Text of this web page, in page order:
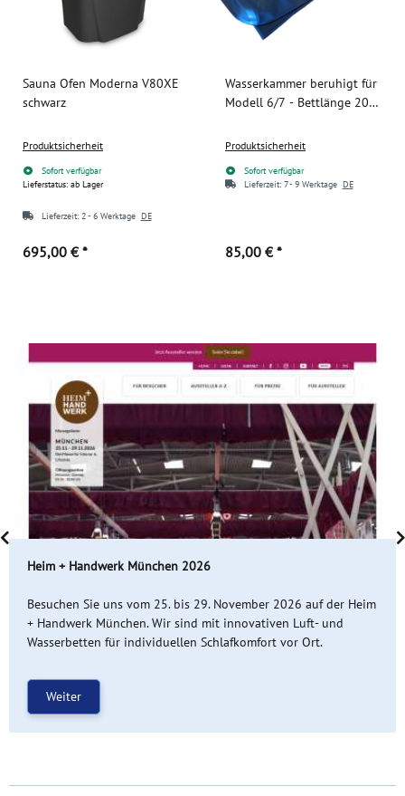
Sauna Ofen Moderna V80XE
schwarz
Produktsicherheit
Sofort verfügbar
Lieferstatus: ab Lager
Lieferzeit: 2 - 6 Werktage DE
695,00 € *
Wasserkammer beruhigt für
Modell 6/7 - Bettlänge 200
Produktsicherheit
Sofort verfügbar
Lieferzeit: 7 - 9 Werktage DE
85,00 € *
Heim + Handwerk München 2026
Besuchen Sie uns vom 25. bis 29. November 2026 auf der Heim
+ Handwerk München. Wir sind mit innovativen Luft- und
Wasserbetten für individuellen Schlafkomfort vor Ort.
Weiter